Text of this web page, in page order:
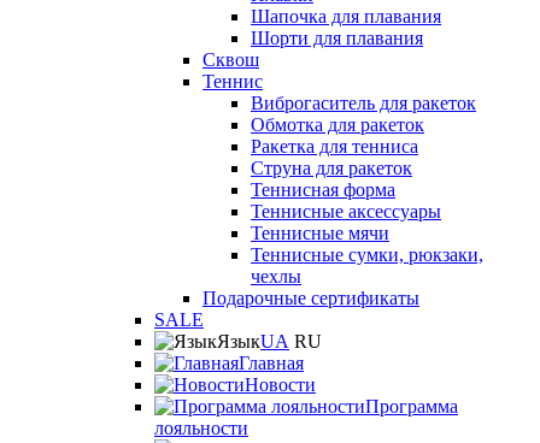
Шапочка для плавания
Шорти для плавания
Сквош
Теннис
Виброгаситель для ракеток
Обмотка для ракеток
Ракетка для тенниса
Струна для ракеток
Теннисная форма
Теннисные аксессуары
Теннисные мячи
Теннисные сумки, рюкзаки,
чехлы
Подарочные сертификаты
SALE
ЯзыкUA RU
Главная
Новости
Программа
лояльности